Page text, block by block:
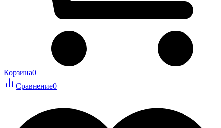
Корзина0
Сравнение0